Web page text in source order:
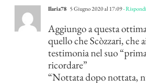
Ilaria78 5 Giugno 2020 al 17:09- Rispondi
Aggiungo a questa
quello che Scòzzari, che
testimonia nel suo
ricordare”
“Nottata dopo nottata,